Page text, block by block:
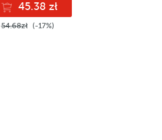
45.38 zł
54.68zł (-17%)